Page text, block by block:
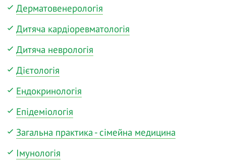
Дерматовенерологія
Дитяча кардіоревматологія
Дитяча неврологія
Дієтологія
Ендокринологія
Епідеміологія
Загальна практика - сімейна медицина
Імунологія